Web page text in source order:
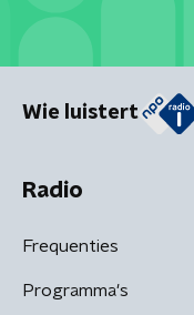
Wie luistert
Radio
Frequenties
Programma's